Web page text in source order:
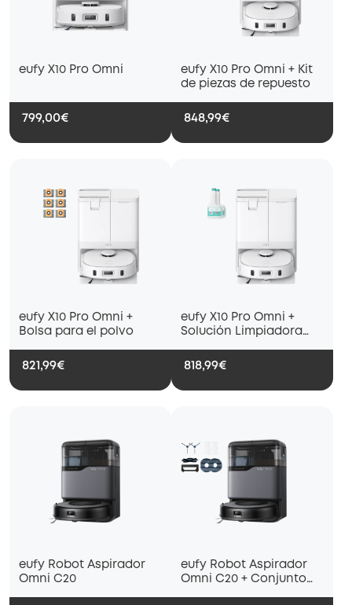
eufy X10 Pro Omni
799,00€
eufy X10 Pro Omni + Kit
de piezas de repuesto
848,99€
eufy X10 Pro Omni +
Bolsa para el polvo
821,99€
eufy X10 Pro Omni +
Solución Limpiadora
botes)
818,99€
eufy Robot Aspirador
Omni C20
eufy Robot Aspirador
Omni C20 + Conjunto